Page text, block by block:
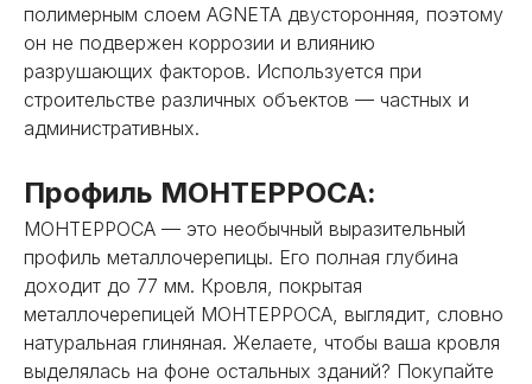
полимерным слоем AGNETA двусторонняя, поэтому
он не подвержен коррозии и влиянию
разрушающих факторов. Используется при
строительстве различных объектов — частных и
административных.
Профиль МОНТЕРРОСА:
МОНТЕРРОСА — это необычный выразительный
профиль металлочерепицы. Его полная глубина
доходит до 77 мм. Кровля, покрытая
металлочерепицей МОНТЕРРОСА, выглядит, словно
натуральная глиняная. Желаете, чтобы ваша кровля
выделялась на фоне остальных зданий? Покупайте